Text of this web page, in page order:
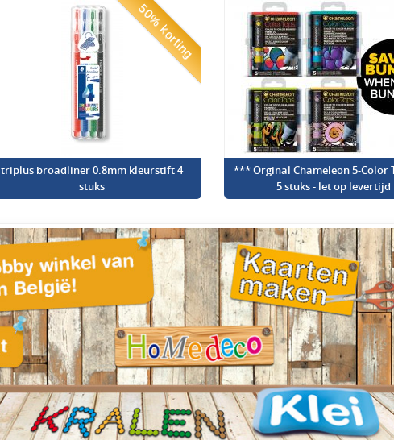
50% korting
triplus broadliner 0.8mm kleurstift 4
stuks
*** Orginal Chameleon 5-Color
5 stuks - let op levertijd